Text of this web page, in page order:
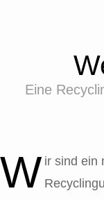
Eine
W ir sind ein